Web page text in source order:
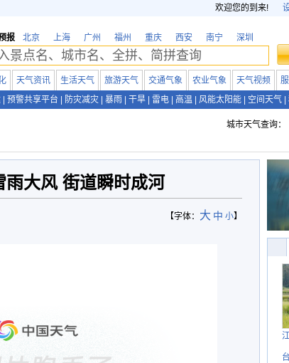
欢迎您的到来!
报 北京 上海 广州 福州 重庆 西安 南宁 深圳
天气资讯 生活天气 旅游天气 交通气象 农业气象 天气视频
预警共享平台 防灾减灾 暴雨 干旱 雷电 高温 风能太阳能 空间天气
城市天气查询：
雨大风 街道瞬时成河
【字体： 大 中 小】